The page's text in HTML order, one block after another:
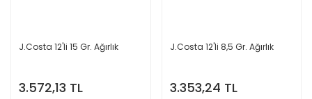
J.Costa 12'li 15 Gr. Ağırlık
3.572,13 TL
J.Costa 12'li 8,5 Gr. Ağırlık
3.353,24 TL